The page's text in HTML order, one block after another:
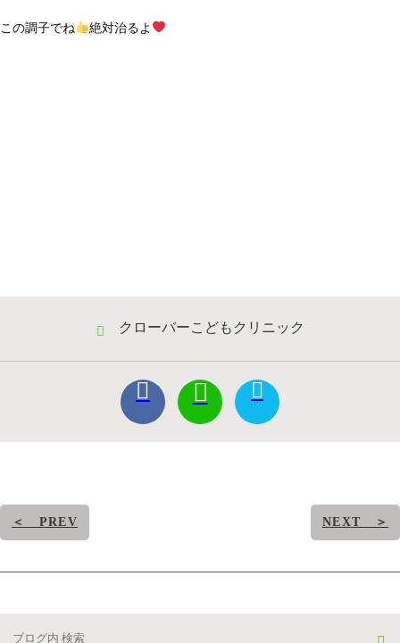
この調子でね 絶対治るよ
クローバーこどもクリニック
＜ PREV NEXT ＞